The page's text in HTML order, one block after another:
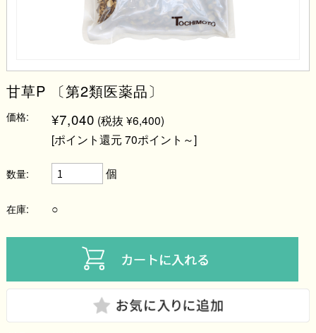
甘草P 〔第2類医薬品〕
価格: ¥7,040 (税抜 ¥6,400)
[ポイント還元 70ポイント～]
数量: 個
在庫: ○